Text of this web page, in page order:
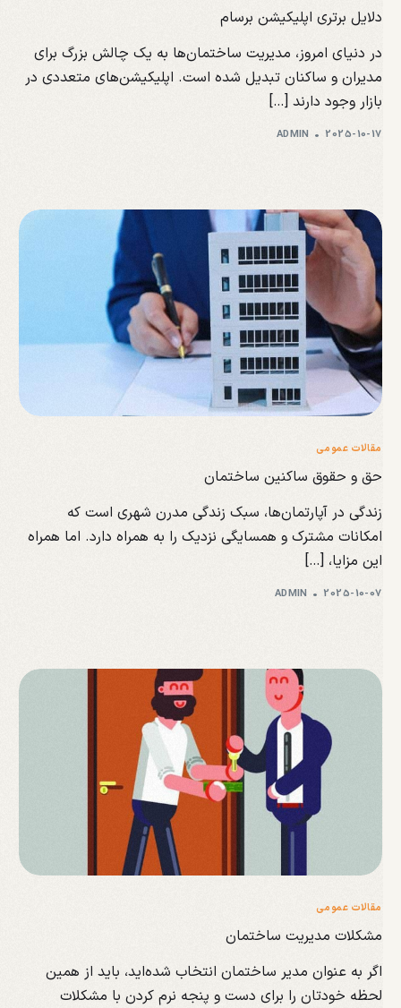
دلایل برتری اپلیکیشن برسام
در دنیای امروز، مدیریت ساختمان‌ها به یک چالش بزرگ برای
مدیران و ساکنان تبدیل شده است. اپلیکیشن‌های متعددی در
بازار وجود دارند […]
ADMIN 2025-10-17
مقالات عمومی
حق و حقوق ساکنین ساختمان
زندگی در آپارتمان‌ها، سبک زندگی مدرن شهری است که
امکانات مشترک و همسایگی نزدیک را به همراه دارد. اما همراه
این مزایا، […]
ADMIN 2025-10-07
مقالات عمومی
مشکلات مدیریت ساختمان
اگر به عنوان مدیر ساختمان انتخاب شده‌اید، باید از همین
لحظه خودتان را برای دست و پنجه نرم کردن با مشکلات